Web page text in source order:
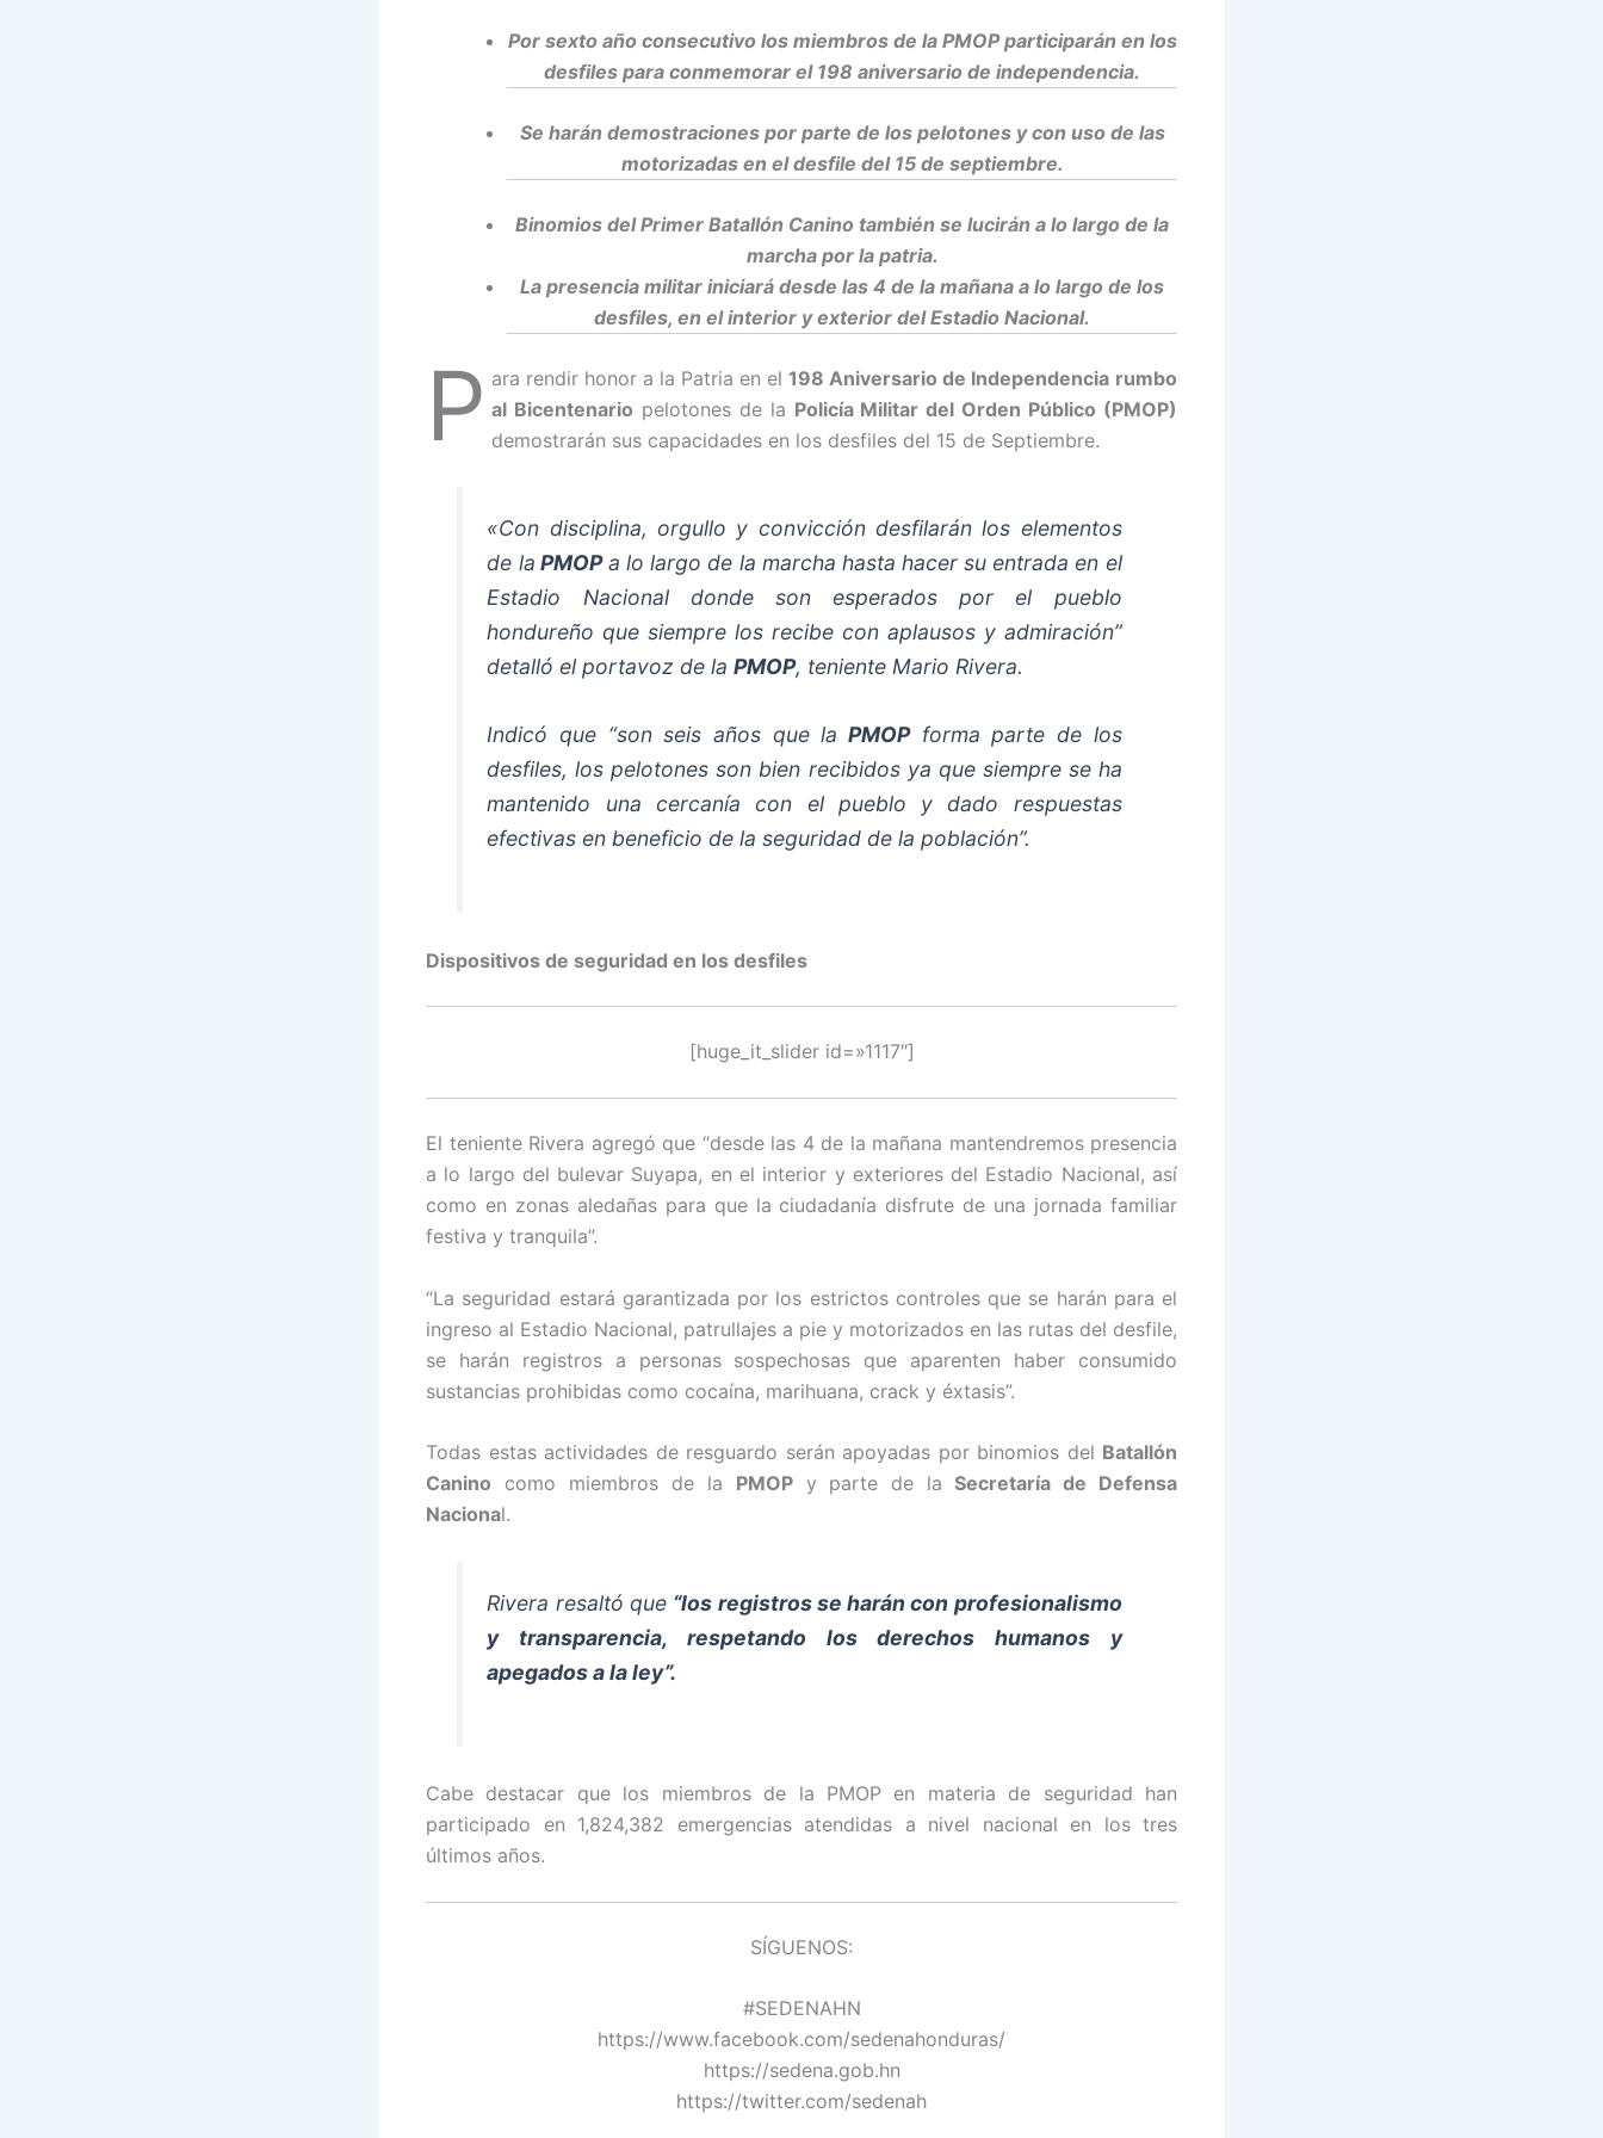
Por sexto año consecutivo los miembros de la PMOP participarán en los
desfiles para conmemorar el 198 aniversario de independencia.
Se harán demostraciones por parte de los pelotones y con uso de las
motorizadas en el desfile del 15 de septiembre.
Binomios del Primer Batallón Canino también se lucirán a lo largo de la
marcha por la patria.
La presencia militar iniciará desde las 4 de la mañana a lo largo de los
desfiles, en el interior y exterior del Estadio Nacional.
P ara rendir honor a la Patria en el 198 Aniversario de Independencia rumbo
al Bicentenario pelotones de la Policía Militar del Orden Público (PMOP)
demostrarán sus capacidades en los desfiles del 15 de Septiembre.
«Con disciplina, orgullo y convicción desfilarán los elementos
de la PMOPa lo largo de la marcha hasta hacer su entrada en el
Estadio Nacional donde son esperados por el pueblo
hondureño que siempre los recibe con aplausos y admiración”
detalló el portavoz de laPMOP, teniente Mario Rivera.
Indicó que “son seis años que la PMOPforma parte de los
desfiles, los pelotones son bien recibidos ya que siempre se ha
mantenido una cercanía con el pueblo y dado respuestas
efectivas en beneficio de la seguridad de la población”.
Dispositivos de seguridad en los desfiles
[huge_it_slider id=»1117″]
El teniente Rivera agregó que “desde las 4 de la mañana mantendremos presencia
a lo largo del bulevar Suyapa, en el interior y exteriores del Estadio Nacional, así
como en zonas aledañas para que la ciudadanía disfrute de una jornada familiar
festiva y tranquila”.
“La seguridad estará garantizada por los estrictos controles que se harán para el
ingreso al Estadio Nacional, patrullajes a pie y motorizados en las rutas del desfile,
se harán registros a personas sospechosas que aparenten haber consumido
sustancias prohibidas como cocaína, marihuana, crack y éxtasis”.
Todas estas actividades de resguardo serán apoyadas por binomios del Batallón
Canino como miembros de la PMOPy parte de la Secretaría de Defensa
Nacional.
Rivera resaltó que “los registros se harán con profesionalismo
y transparencia, respetando los derechos humanos y
apegados a la ley”.
Cabe destacar que los miembros de la PMOP en materia de seguridad han
participado en 1,824,382 emergencias atendidas a nivel nacional en los tres
últimos años.
SÍGUENOS:
#SEDENAHN
https://www.facebook.com/sedenahonduras/
https://sedena.gob.hn
https://twitter.com/sedenah